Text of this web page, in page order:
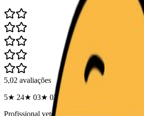
5,02 avaliações
5★ 24★ 03★ 02★
Profissional veterinário dedicado ao cuidado